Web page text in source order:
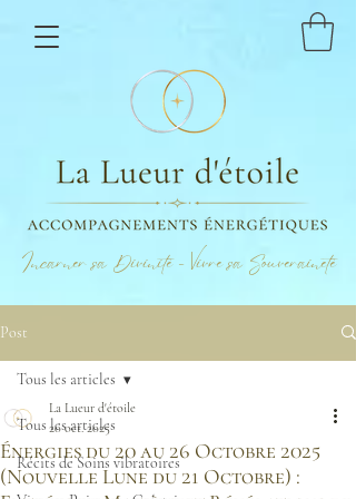
Incarner sa Divinité - Vivre sa Souveraineté
Post
Tous les articles
Récits de Soins vibratoires
Tous les articles
Énergies du 20 au 26 Octobre 2025
(Nouvelle Lune du 21 Octobre) :
La Lueur d'étoile
20 oct. 2025